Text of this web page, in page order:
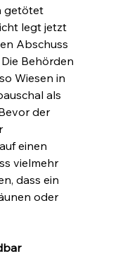
getötet
legt jetzt
Abschuss
Behörden
Wiesen in
als
der
einen
vielmehr
dass ein
oder